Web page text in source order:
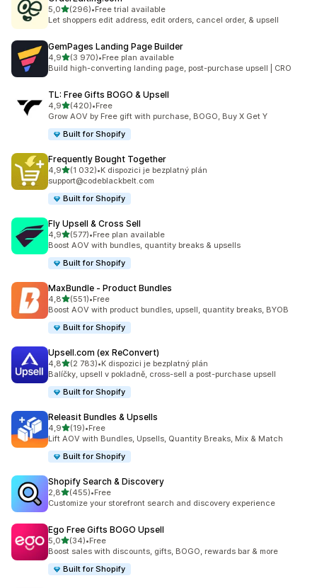
5,0z 5 hvězd
(296)
Celkový počet recenzí: 296
•Free trial available
Let shoppers edit address, edit orders, cancel order, & upsell
GemPages Landing Page Builder
4,9z 5 hvězd
(3 970)
Celkový počet recenzí: 3970
•Free plan available
Build high-converting landing page, post-purchase upsell | CRO
TL: Free Gifts BOGO & Upsell
4,9z 5 hvězd
(420)
Celkový počet recenzí: 420
•Free
Grow AOV by Free gift with purchase, BOGO, Buy X Get Y
Built for Shopify
Frequently Bought Together
4,9z 5 hvězd
(1 032)
Celkový počet recenzí: 1032
•K dispozici je bezplatný plán
support@codeblackbelt.com
Built for Shopify
Fly Upsell & Cross Sell
4,9z 5 hvězd
(577)
Celkový počet recenzí: 577
•Free plan available
Boost AOV with bundles, quantity breaks & upsells
Built for Shopify
MaxBundle ‑ Product Bundles
4,8z 5 hvězd
(551)
Celkový počet recenzí: 551
•Free
Boost AOV with product bundles, upsell, quantity breaks, BYOB
Built for Shopify
Upsell.com (ex ReConvert)
4,8z 5 hvězd
(2 783)
Celkový počet recenzí: 2783
•K dispozici je bezplatný plán
Balíčky, upsell v pokladně, cross-sell a post-purchase upsell
Built for Shopify
Releasit Bundles & Upsells
4,9z 5 hvězd
(19)
Celkový počet recenzí: 19
•Free
Lift AOV with Bundles, Upsells, Quantity Breaks, Mix & Match
Built for Shopify
Shopify Search & Discovery
2,8z 5 hvězd
(455)
Celkový počet recenzí: 455
•Free
Customize your storefront search and discovery experience
Ego Free Gifts BOGO Upsell
5,0z 5 hvězd
(34)
Celkový počet recenzí: 34
•Free
Boost sales with discounts, gifts, BOGO, rewards bar & more
Built for Shopify